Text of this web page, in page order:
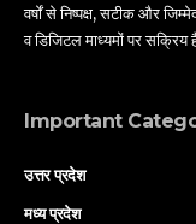
वर्षों से निष्पक्ष, सटीक और
व डिजिटल माध्यमों पर सक्रिय
Important
उत्तर प्रदेश
मध्य प्रदेश